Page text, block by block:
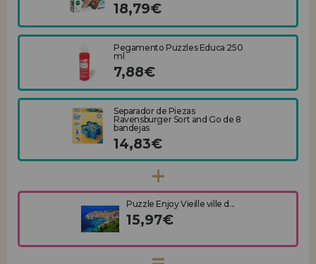
18,79€
Pegamento Puzzles Educa 250
ml
7,88€
Separador de Piezas
Ravensburger Sort and Go de 8
bandejas
14,83€
Puzzle Enjoy Vieille ville d...
15,97€